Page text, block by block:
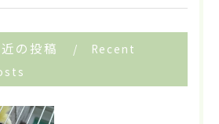
の投稿
Recent
でお気軽に質問してください！
友だち追加はこちら